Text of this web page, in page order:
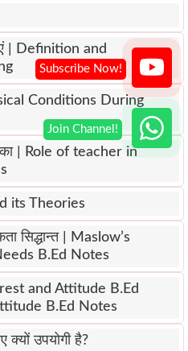
| Definition and
Conditions During
| Role of teacher in
its Theories
सिद्धान्त | Maslow’s
B.Ed Notes
and Attitude B.Ed
B.Ed Notes
क्यों उपयोगी है?